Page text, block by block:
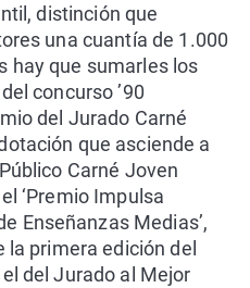
distinción que
una cuantía de 1.000
hay que sumarles los
concurso ’90
del Jurado Carné
que asciende a
Carné Joven
‘Premio Impulsa
Enseñanzas Medias’,
la primera edición del
el del Jurado al Mejor